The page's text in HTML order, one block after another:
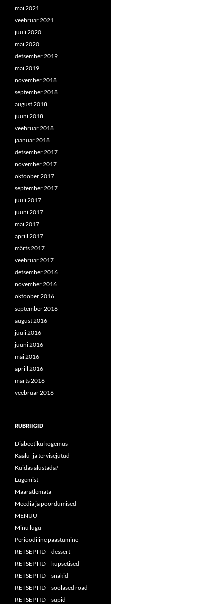
mai 2021
veebruar 2021
juuli 2020
mai 2020
detsember 2019
mai 2019
november 2018
september 2018
august 2018
juuni 2018
veebruar 2018
jaanuar 2018
detsember 2017
november 2017
oktoober 2017
september 2017
juuli 2017
juuni 2017
mai 2017
aprill 2017
märts 2017
veebruar 2017
detsember 2016
november 2016
oktoober 2016
september 2016
august 2016
juuli 2016
juuni 2016
mai 2016
aprill 2016
märts 2016
veebruar 2016
RUBRIIGID
Diabeetiku kogemus
Kaalu- ja tervisejutud
Kuidas alustada?
Lugemist
Määratlemata
Meedia ja pöördumised
MENÜÜ
Minu lugu
Perioodiline paastumine
RETSEPTID – dessert
RETSEPTID – küpsetised
RETSEPTID – snäkid
RETSEPTID – soolased road
RETSEPTID – supid